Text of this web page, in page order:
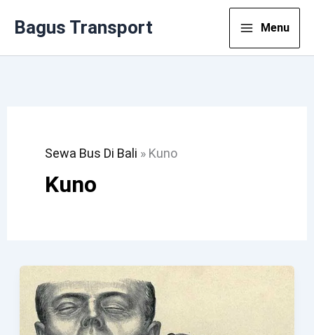
Bagus Transport Menu
Sewa Bus Di Bali » Kuno
Kuno